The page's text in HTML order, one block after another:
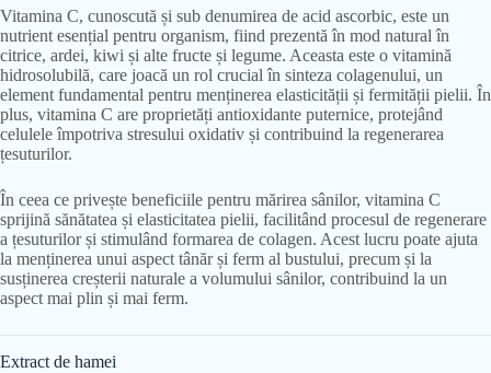
Vitamina C, cunoscută și sub denumirea de acid ascorbic, este un
nutrient esențial pentru organism, fiind prezentă în mod natural în
citrice, ardei, kiwi și alte fructe și legume. Aceasta este o vitamină
hidrosolubilă, care joacă un rol crucial în sinteza colagenului, un
element fundamental pentru menținerea elasticității și fermității pielii. În
plus, vitamina C are proprietăți antioxidante puternice, protejând
celulele împotriva stresului oxidativ și contribuind la regenerarea
țesuturilor.
În ceea ce privește beneficiile pentru mărirea sânilor, vitamina C
sprijină sănătatea și elasticitatea pielii, facilitând procesul de regenerare
a țesuturilor și stimulând formarea de colagen. Acest lucru poate ajuta
la menținerea unui aspect tânăr și ferm al bustului, precum și la
susținerea creșterii naturale a volumului sânilor, contribuind la un
aspect mai plin și mai ferm.
Extract de hamei